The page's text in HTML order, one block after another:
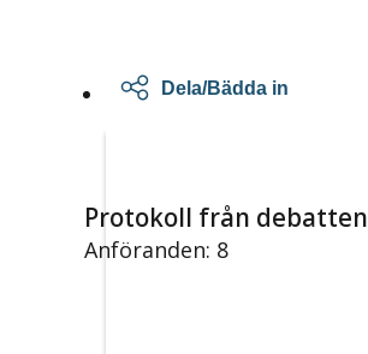
Dela/Bädda in
Protokoll från debatten
Anföranden: 8